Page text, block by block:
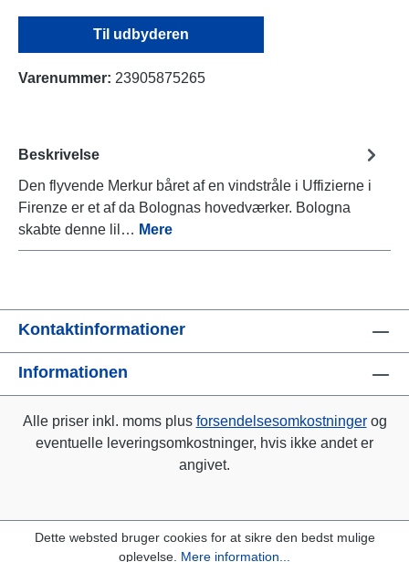
Til udbyderen
Varenummer: 23905875265
Beskrivelse
Den flyvende Merkur båret af en vindstråle i Uffizierne i
Firenze er et af da Bolognas hovedværker. Bologna
skabte denne lil… Mere
Kontaktinformationer
Informationen
Alle priser inkl. moms plus forsendelsesomkostningerog
eventuelle leveringsomkostninger, hvis ikke andet er
angivet.
Dette websted bruger cookies for at sikre den bedst mulige
oplevelse. Mere information...